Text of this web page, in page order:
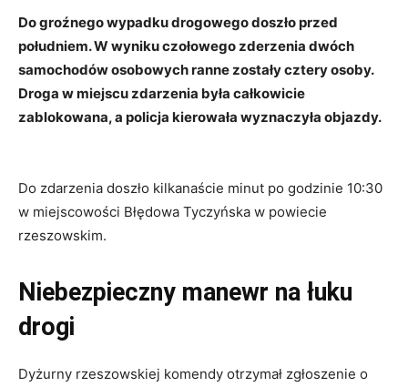
Do groźnego wypadku drogowego doszło przed
południem. W wyniku czołowego zderzenia dwóch
samochodów osobowych ranne zostały cztery osoby.
Droga w miejscu zdarzenia była całkowicie
zablokowana, a policja kierowała wyznaczyła objazdy.
Do zdarzenia doszło kilkanaście minut po godzinie 10:30
w miejscowości Błędowa Tyczyńska w powiecie
rzeszowskim.
Niebezpieczny manewr na łuku
drogi
Dyżurny rzeszowskiej komendy otrzymał zgłoszenie o